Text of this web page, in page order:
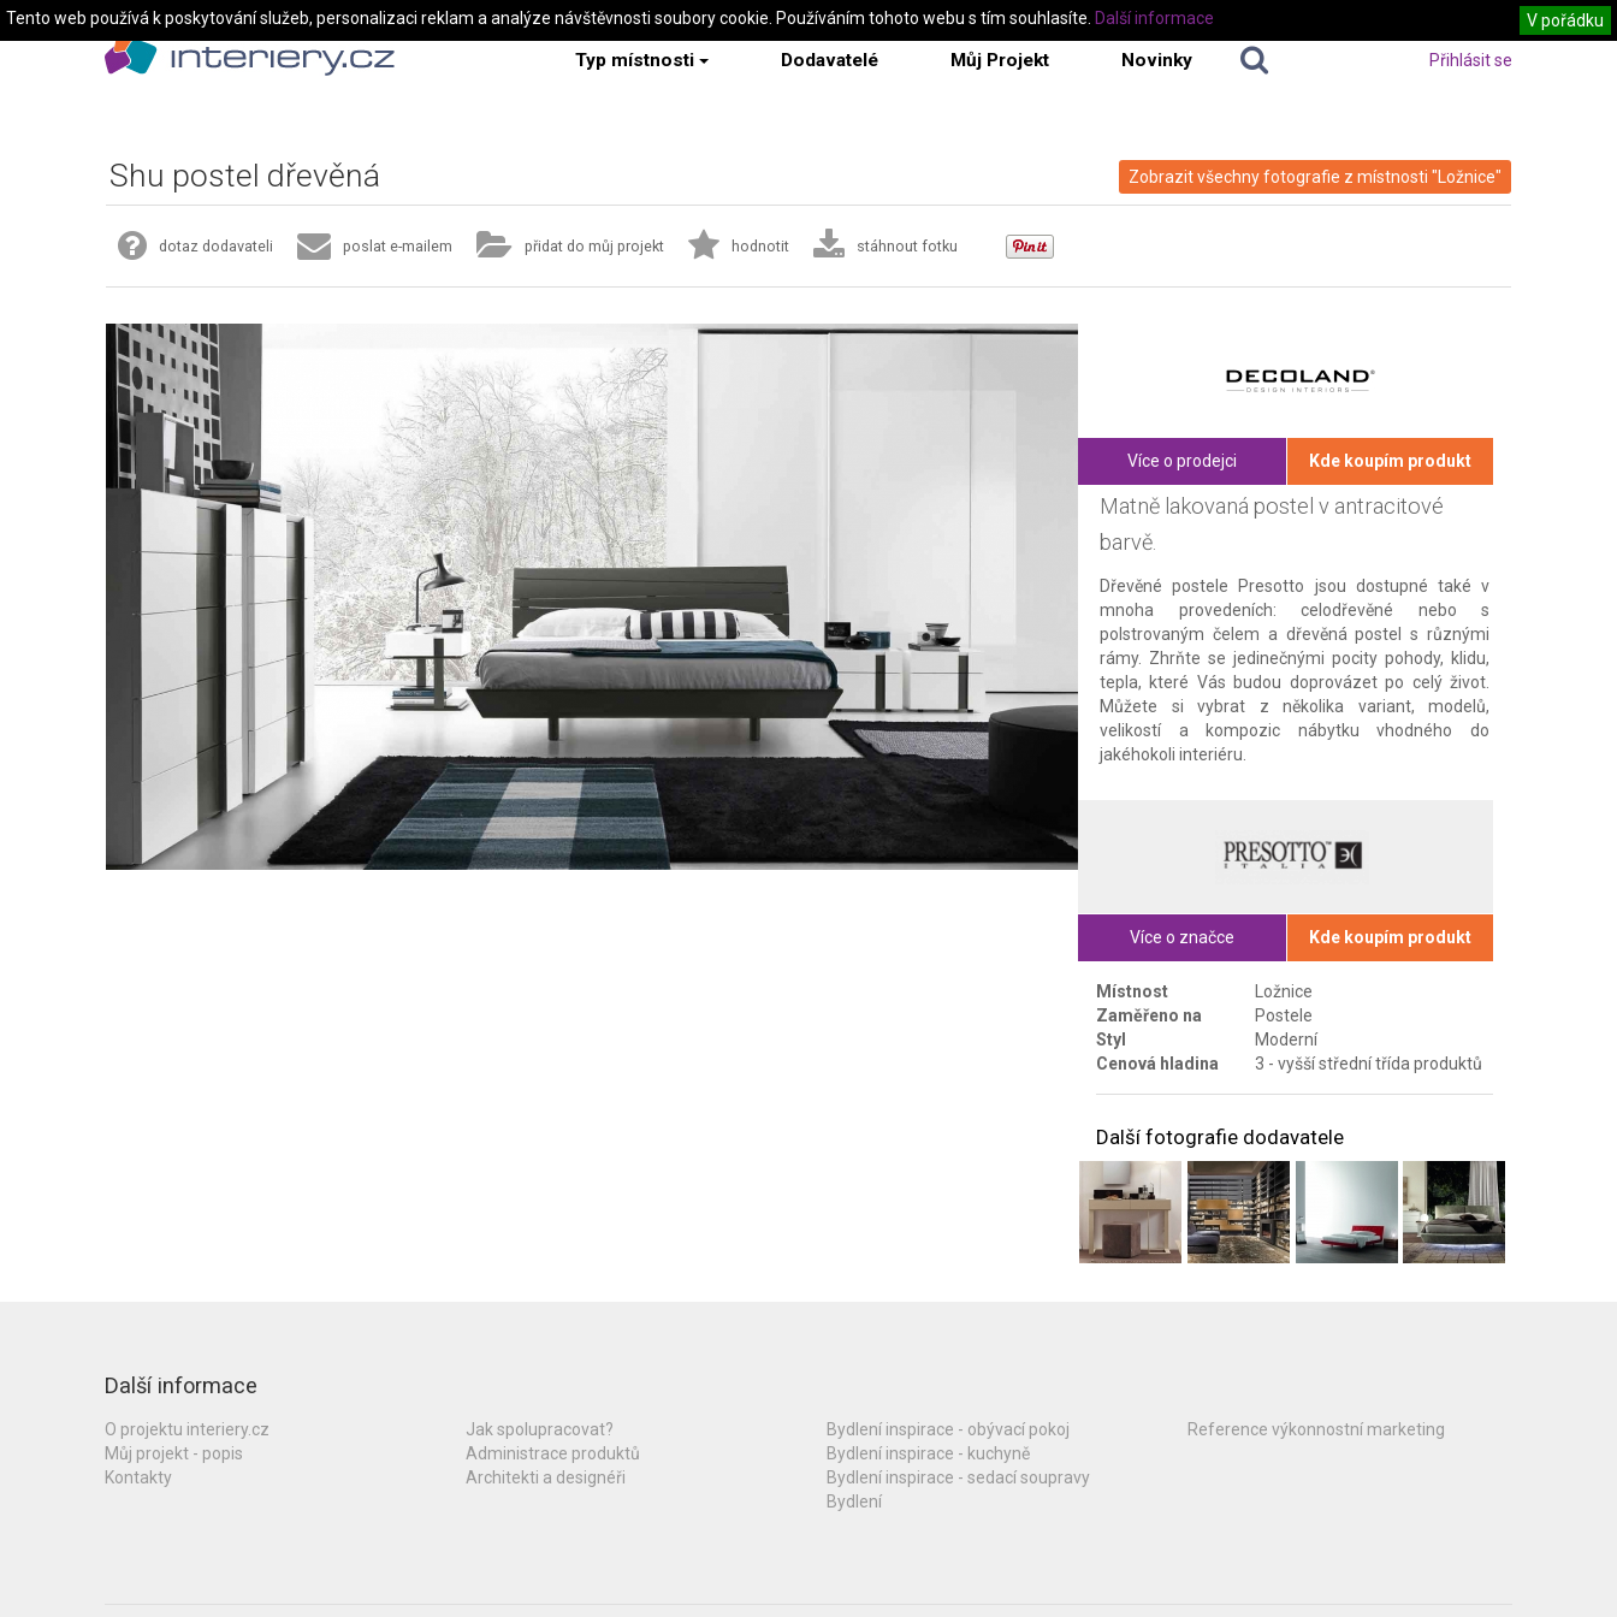
Typ místnosti Dodavatelé Můj Projekt Novinky Přihlásit se
Zobrazit všechny fotografie z místnosti "Ložnice"
Shu postel dřevěná
dotaz dodavateli poslat e-mailem přidat do můj projekt hodnotit stáhnout fotku
Více o prodejci Kde koupím produkt
Matně lakovaná postel v antracitové
barvě.
Dřevěné postele Presotto jsou dostupné také v
mnoha provedeních: celodřevěné nebo s
polstrovaným čelem a dřevěná postel s různými
rámy. Zhrňte se jedinečnými pocity pohody, klidu,
tepla, které Vás budou doprovázet po celý život.
Můžete si vybrat z několika variant, modelů,
velikostí a kompozic nábytku vhodného do
jakéhokoli interiéru.
Více o značce Kde koupím produkt
Místnost
Ložnice
Zaměřeno na
Postele
Styl
Moderní
Cenová hladina
3 - vyšší střední třída produktů
Další fotografie dodavatele
Další informace
O projektu interiery.cz
Můj projekt - popis
Kontakty
Jak spolupracovat?
Administrace produktů
Architekti a designéři
Bydlení inspirace - obývací pokoj
Bydlení inspirace - kuchyně
Bydlení inspirace - sedací soupravy
Bydlení
Reference výkonnostní marketing
Tento web používá k poskytování služeb, personalizaci reklam a analýze návštěvnosti soubory cookie. Používáním tohoto webu s tím souhlasíte. V pořádku
Další informace